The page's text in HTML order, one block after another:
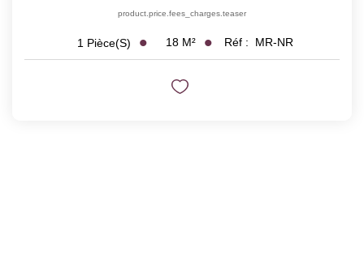
product.price.fees_charges.teaser
1 Pièce(s) 18 M² Réf : MR-NR